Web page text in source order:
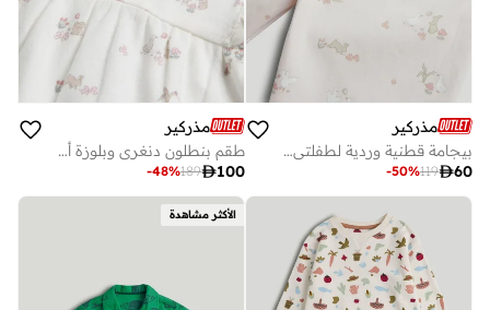
مذركير
بيجامة قطنية وردية لطفلتي الأولى
60
119
-50%
مذركير
طقم بنطلون دنغري وبلوزة أطفال
100
189
-48%
الأكثر مشاهدة